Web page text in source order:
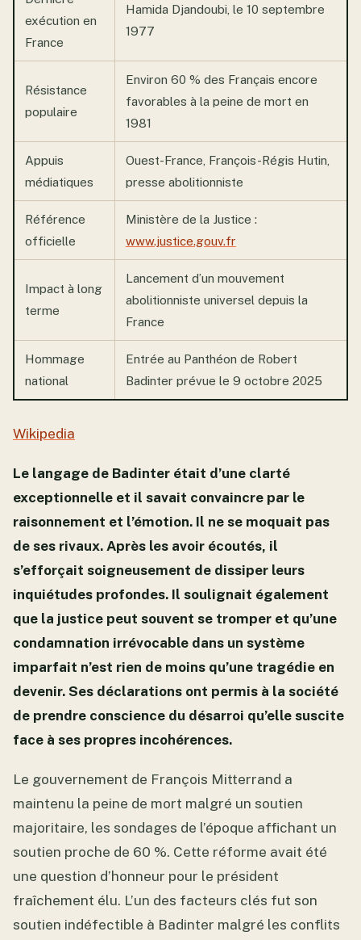
exécution en
France
Hamida Djandoubi, le 10 septembre
1977
Résistance
populaire
Environ 60 % des Français encore
favorables à la peine de mort en
1981
Appuis
médiatiques
Ouest-France, François-Régis Hutin,
presse abolitionniste
Référence
officielle
Ministère de la Justice :
www.justice.gouv.fr
Impact à long
terme
Lancement d’un mouvement
abolitionniste universel depuis la
France
Hommage
national
Entrée au Panthéon de Robert
Badinter prévue le 9 octobre 2025
Wikipedia
Le langage de Badinter était d’une clarté
exceptionnelle et il savait convaincre par le
raisonnement et l’émotion. Il ne se moquait pas
de ses rivaux. Après les avoir écoutés, il
s’efforçait soigneusement de dissiper leurs
inquiétudes profondes. Il soulignait également
que la justice peut souvent se tromper et qu’une
condamnation irrévocable dans un système
imparfait n’est rien de moins qu’une tragédie en
devenir. Ses déclarations ont permis à la société
de prendre conscience du désarroi qu’elle suscite
face à ses propres incohérences.
Le gouvernement de François Mitterrand a
maintenu la peine de mort malgré un soutien
majoritaire, les sondages de l’époque affichant un
soutien proche de 60 %. Cette réforme avait été
une question d’honneur pour le président
fraîchement élu. L’un des facteurs clés fut son
soutien indéfectible à Badinter malgré les conflits